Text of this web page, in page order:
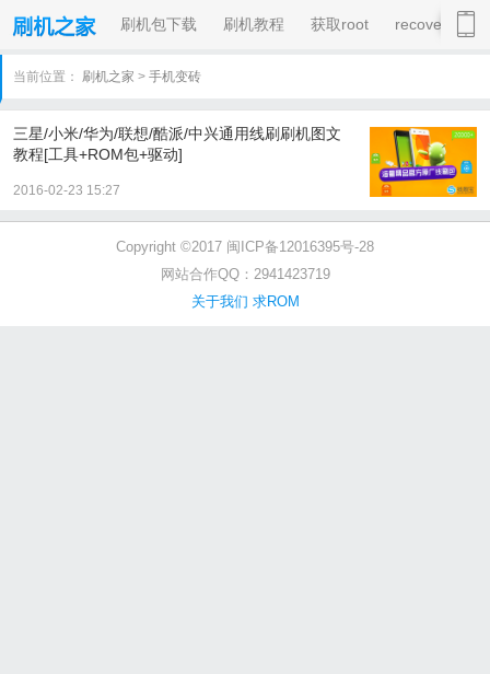
刷机包下载 刷机教程 获取root recovery
当前位置： 刷机之家 > 手机变砖
三星/小米/华为/联想/酷派/中兴通用线刷刷机图文
教程[工具+ROM包+驱动]
2016-02-23 15:27
Copyright ©2017 闽ICP备12016395号-28
网站合作QQ：2941423719
关于我们 求ROM